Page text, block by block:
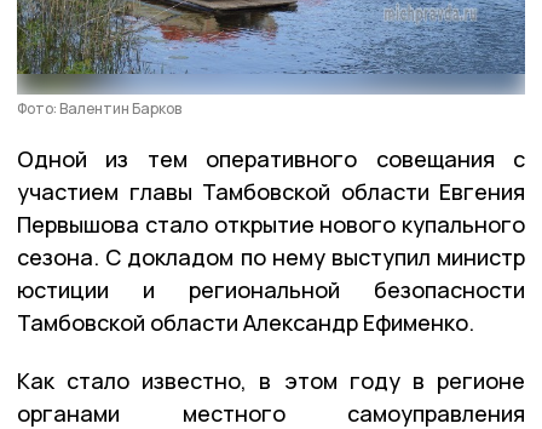
Фото: Валентин Барков
Одной из тем оперативного совещания с
участием главы Тамбовской области Евгения
Первышова стало открытие нового купального
сезона. С докладом по нему выступил министр
юстиции и региональной безопасности
Тамбовской области Александр Ефименко.
Как стало известно, в этом году в регионе
органами местного самоуправления